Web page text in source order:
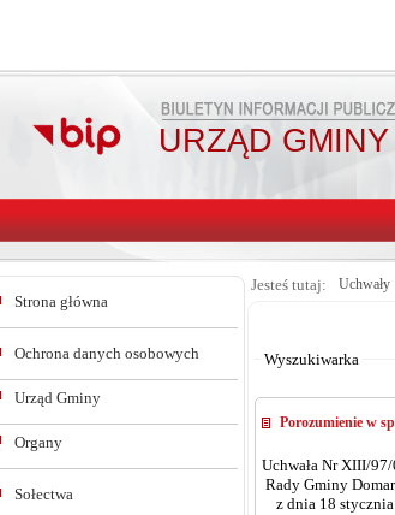
URZĄD
Strona główna
Ochrona danych osobowych
Urząd Gminy
Organy
Sołectwa
Jesteś tutaj: Uchwały
Wyszukiwarka
Porozumienie w
Uchwała Nr XIII/97/
Rady Gminy
z dnia 18 stycznia